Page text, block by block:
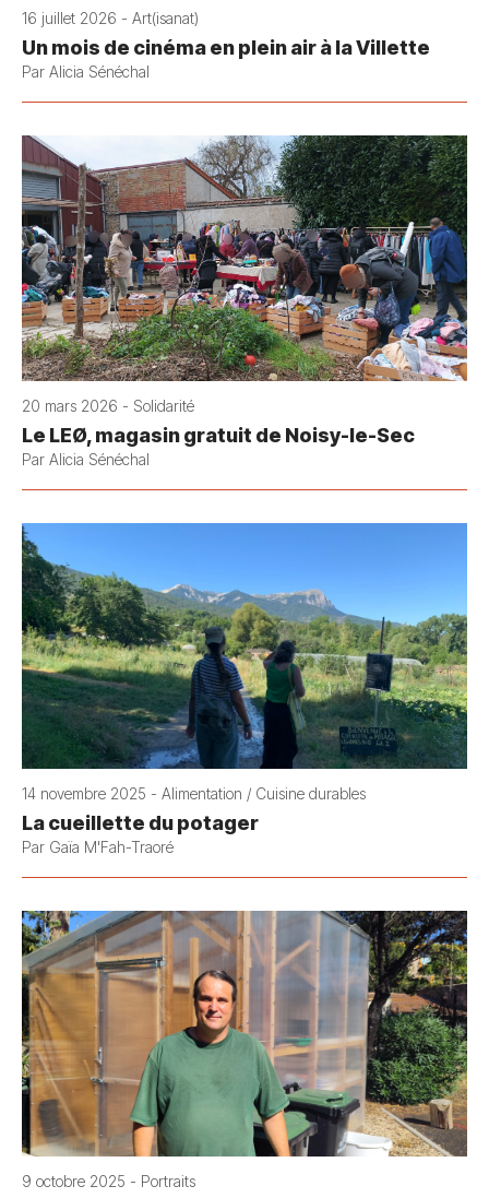
16 juillet 2026 - Art(isanat)
Un mois de cinéma en plein air à la Villette
Par Alicia Sénéchal
20 mars 2026 - Solidarité
Le LEØ, magasin gratuit de Noisy-le-Sec
Par Alicia Sénéchal
14 novembre 2025 - Alimentation / Cuisine durables
La cueillette du potager
Par Gaïa M'Fah-Traoré
9 octobre 2025 - Portraits